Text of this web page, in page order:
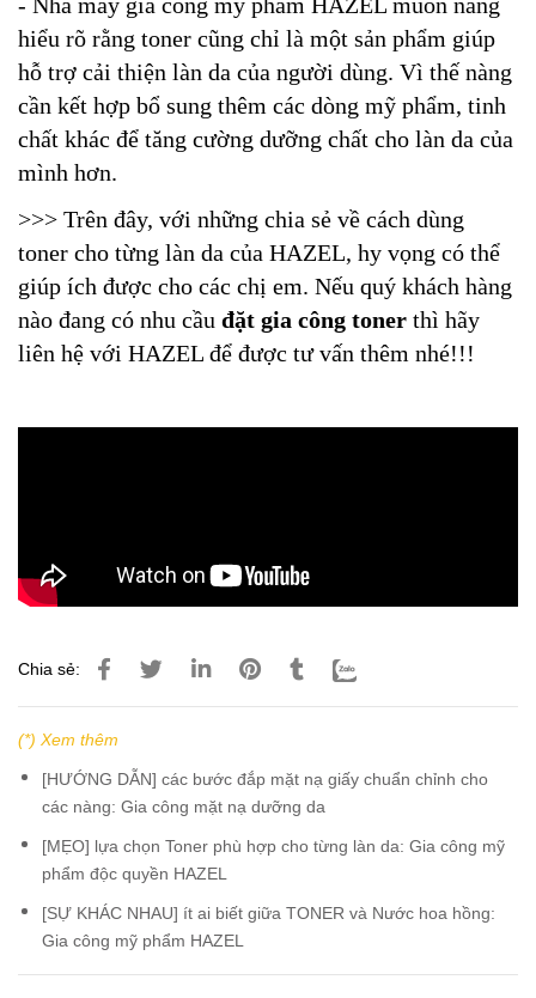
hiểu rõ rằng toner cũng chỉ là một sản phẩm giúp
hỗ trợ cải thiện làn da của người dùng. Vì thế nàng
cần kết hợp bổ sung thêm các dòng mỹ phẩm, tinh
chất khác để tăng cường dưỡng chất cho làn da của
mình hơn.
>>> Trên đây, với những chia sẻ về cách dùng
toner cho từng làn da của HAZEL, hy vọng có thể
giúp ích được cho các chị em. Nếu quý khách hàng
nào đang có nhu cầu đặt gia công toner thì hãy
liên hệ với HAZEL để được tư vấn thêm nhé!!!
Chia sẻ:
(*) Xem thêm
[HƯỚNG DẪN] các bước đắp mặt nạ giấy chuẩn chỉnh cho
các nàng: Gia công mặt nạ dưỡng da
[MẸO] lựa chọn Toner phù hợp cho từng làn da: Gia công mỹ
phẩm độc quyền HAZEL
[SỰ KHÁC NHAU] ít ai biết giữa TONER và Nước hoa hồng:
Gia công mỹ phẩm HAZEL